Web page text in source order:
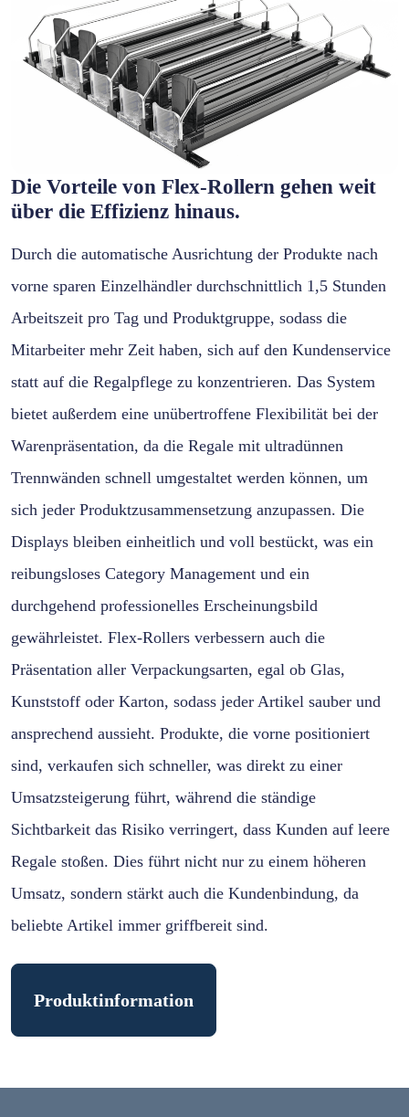
Die Vorteile von Flex-Rollern gehen weit
über die Effizienz hinaus.
Durch die automatische Ausrichtung der Produkte nach
vorne sparen Einzelhändler durchschnittlich 1,5 Stunden
Arbeitszeit pro Tag und Produktgruppe, sodass die
Mitarbeiter mehr Zeit haben, sich auf den Kundenservice
statt auf die Regalpflege zu konzentrieren. Das System
bietet außerdem eine unübertroffene Flexibilität bei der
Warenpräsentation, da die Regale mit ultradünnen
Trennwänden schnell umgestaltet werden können, um
sich jeder Produktzusammensetzung anzupassen. Die
Displays bleiben einheitlich und voll bestückt, was ein
reibungsloses Category Management und ein
durchgehend professionelles Erscheinungsbild
gewährleistet. Flex-Rollers verbessern auch die
Präsentation aller Verpackungsarten, egal ob Glas,
Kunststoff oder Karton, sodass jeder Artikel sauber und
ansprechend aussieht. Produkte, die vorne positioniert
sind, verkaufen sich schneller, was direkt zu einer
Umsatzsteigerung führt, während die ständige
Sichtbarkeit das Risiko verringert, dass Kunden auf leere
Regale stoßen. Dies führt nicht nur zu einem höheren
Umsatz, sondern stärkt auch die Kundenbindung, da
beliebte Artikel immer griffbereit sind.
Produktinformation